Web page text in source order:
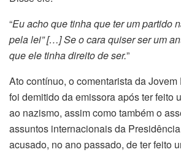
“Eu acho que tinha que ter um partido
pela lei” […] Se o cara quiser ser um
que ele tinha direito de ser.”
Ato contínuo, o comentarista da
foi demitido da emissora após ter feito
ao nazismo, assim como também o
assuntos internacionais da
acusado, no ano passado, de ter feito